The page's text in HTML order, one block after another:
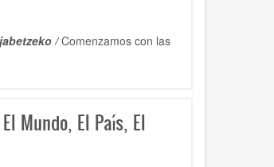
/Comenzamos con las
Mundo, El País, El